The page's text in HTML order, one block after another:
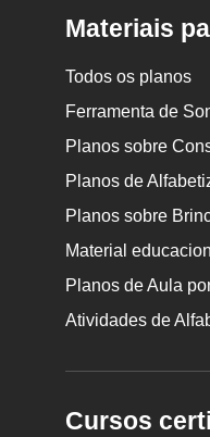
Materiais
Todos os planos
Ferramenta de
Planos sobre
Planos de
Planos sobre
Material
Planos de Aula
Atividades de
Cursos